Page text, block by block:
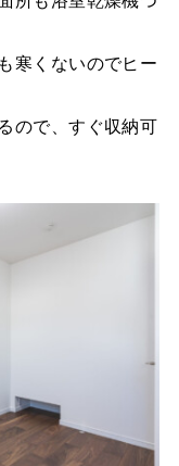
寒くないのでヒー
ので、すぐ収納可